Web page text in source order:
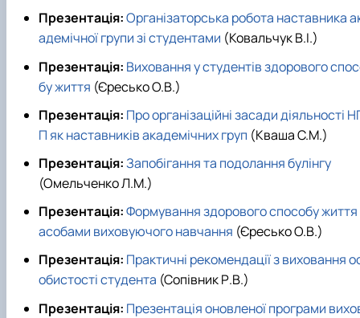
Презентація:Організаторська робота наставника
адемічної групи зі студентами (Ковальчук В.І.)
Презентація: Виховання у студентів здорового
бу життя (Єресько О.В.)
Презентація: Про організаційні засади діяльності
П як наставників академічних груп (Кваша С.М.)
Презентація:Запобігання та подолання булінгу
(Омельченко Л.М.)
Презентація:Формування здорового способу життя
асобами виховуючого навчання (Єресько О.В.)
Презентація: Практичні рекомендації з виховання
обистості студента (Сопівник Р.В.)
Презентація: Презентація оновленої програми